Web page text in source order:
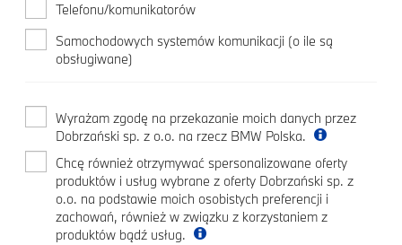
Telefonu/komunikatorów
Samochodowych systemów komunikacji (o ile są
obsługiwane)
Wyrażam zgodę na przekazanie moich danych przez
Dobrzański sp. z o.o. na rzecz BMW Polska.
Chcę również otrzymywać spersonalizowane oferty
produktów i usług wybrane z oferty Dobrzański sp. z
o.o. na podstawie moich osobistych preferencji i
zachowań, również w związku z korzystaniem z
produktów bądź usług.